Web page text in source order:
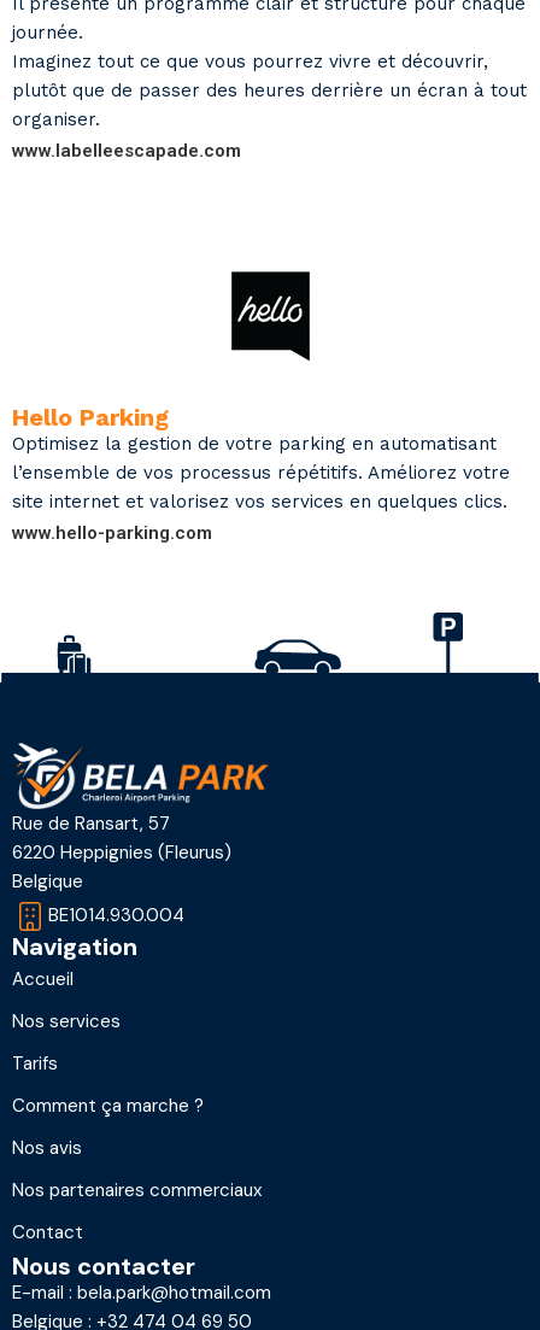
journée.
Imaginez tout ce que vous pourrez vivre et découvrir,
plutôt que de passer des heures derrière un écran à tout
organiser.
www.labelleescapade.com
Hello Parking
Optimisez la gestion de votre parking en automatisant
l’ensemble de vos processus répétitifs. Améliorez votre
site internet et valorisez vos services en quelques clics.
www.hello-parking.com
Rue de Ransart, 57
6220 Heppignies (Fleurus)
Belgique
BE1014.930.004
Navigation
Accueil
Nos services
Tarifs
Comment ça marche ?
Nos avis
Nos partenaires commerciaux
Contact
Nous contacter
E-mail : bela.park@hotmail.com
Belgique : +32 474 04 69 50